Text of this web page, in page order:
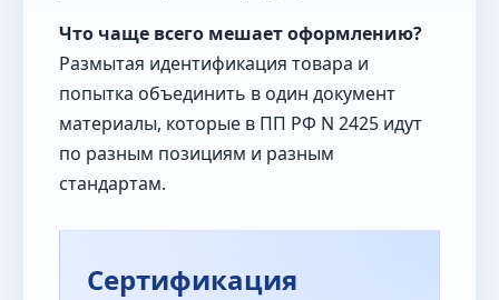
Что чаще всего мешает оформлению?
Размытая идентификация товара и
попытка объединить в один документ
материалы, которые в ПП РФ N 2425 идут
по разным позициям и разным
стандартам.
Сертификация